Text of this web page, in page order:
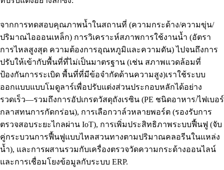
จากการทดสอบคุณภาพน้ำในสถานที่ (ความกระด้าง/ความขุ่น/
ปริมาณไอออนเหล็ก) การวิเคราะห์สภาพการใช้งานน้ำ (อัตรา
การไหลสูงสุด ความต้องการอุณหภูมิและความดัน) ไปจนถึงการ
ปรับให้เข้ากับพื้นที่ที่ไม่เป็นมาตรฐาน (เช่น สภาพแวดล้อมที่
ป้องกันการระเบิด พื้นที่ที่มีข้อจำกัดด้านความสูง)เราใช้ระบบ
ออกแบบแบบโมดูลาร์เพื่อปรับแต่งส่วนประกอบหลักได้อย่าง
รวดเร็ว—รวมถึงการอัปเกรดวัสดุถังเรซิน (PE ชนิดอาหาร/ไฟเบอร์
กลาสทนการกัดกร่อน), การเลือกวาล์วหลายพอร์ต (รองรับการ
ตรวจสอบระยะไกลผ่าน IoT), การเพิ่มประสิทธิภาพระบบฟื้นฟู (จับ
คู่กระบวนการฟื้นฟูแบบไหลสวนทางตามปริมาณคลอรีนในแหล่ง
น้ำ), และการผสานรวมกับเครื่องตรวจวัดความกระด้างออนไลน์
และการเชื่อมโยงข้อมูลกับระบบ ERP.